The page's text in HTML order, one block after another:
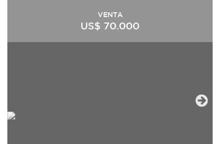
VENTA
US$ 70.000